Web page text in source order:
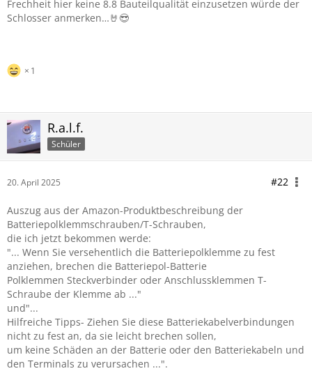
Frechheit hier keine 8.8 Bauteilqualität einzusetzen würde der
Schlosser anmerken…🤘😎
1
R.a.l.f.
Schüler
20. April 2025 #22
Auszug aus der Amazon-Produktbeschreibung der
Batteriepolklemmschrauben/T-Schrauben,
die ich jetzt bekommen werde:
"... Wenn Sie versehentlich die Batteriepolklemme zu fest
anziehen, brechen die Batteriepol-Batterie
Polklemmen Steckverbinder oder Anschlussklemmen T-
Schraube der Klemme ab ..."
und"...
Hilfreiche Tipps- Ziehen Sie diese Batteriekabelverbindungen
nicht zu fest an, da sie leicht brechen sollen,
um keine Schäden an der Batterie oder den Batteriekabeln und
den Terminals zu verursachen ...".